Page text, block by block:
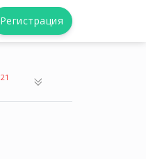
Регистрация
21